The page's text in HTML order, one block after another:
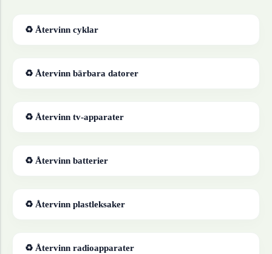
♻ Återvinn cyklar
♻ Återvinn bärbara datorer
♻ Återvinn tv-apparater
♻ Återvinn batterier
♻ Återvinn plastleksaker
♻ Återvinn radioapparater